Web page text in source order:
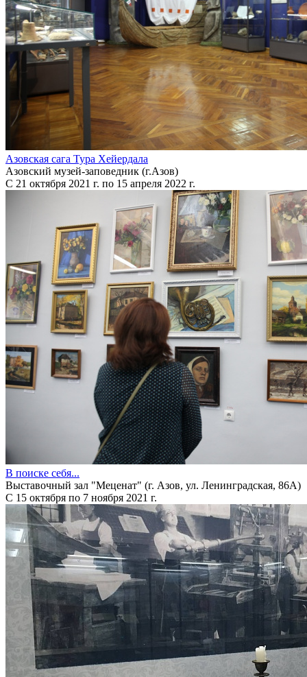
Азовская сага Тура Хейердала
Азовский музей-заповедник (г.Азов)
С 21 октября 2021 г. по 15 апреля 2022 г.
В поиске себя...
Выставочный зал "Меценат" (г. Азов, ул. Ленинградская, 86А)
С 15 октября по 7 ноября 2021 г.